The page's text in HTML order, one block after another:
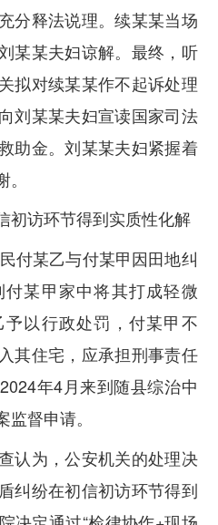
分释法说理。续某某当场
某某夫妇谅解。最终，听
拟对续某某作不起诉处理
刘某某夫妇宣读国家司法
助金。刘某某夫妇紧握着
初访环节得到实质性化解
付某乙与付某甲因田地纠
某甲家中将其打成轻微
以行政处罚，付某甲不
其住宅，应承担刑事责任
年4月来到随县综治中
督申请。
认为，公安机关的处理决
纠纷在初信初访环节得到